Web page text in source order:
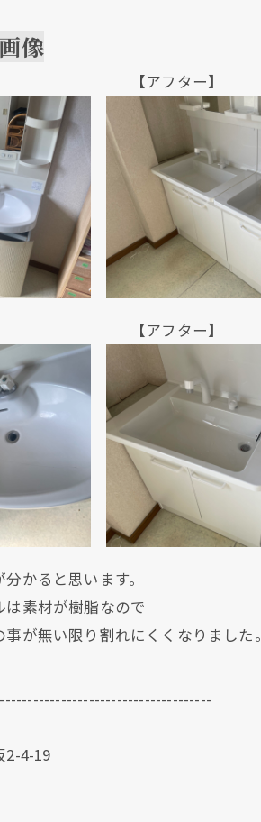
像
【アフター】
【アフター】
かると思います。
素材が樹脂なので
が無い限り割れにくくなりました。
2-4-19